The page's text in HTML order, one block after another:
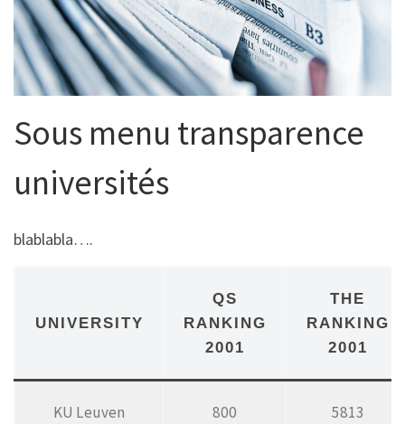
Sous menu transparence
universités
blablabla….
UNIVERSITY
QS
RANKING
2001
THE
RANKING
2001
KU Leuven 800 5813